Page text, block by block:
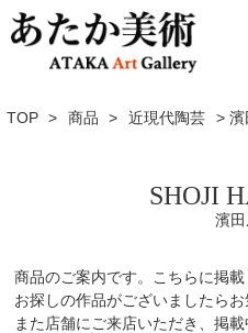
TOP > 商品 > 近現代陶芸 > 濱
SHOJI
濱田
商品のご案内です。こちらに掲
お探しの作品がございましたら
また店舗にご来店いただき、掲